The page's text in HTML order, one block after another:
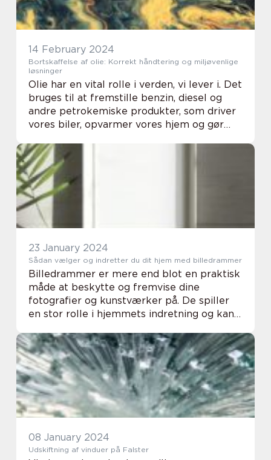
14 February 2024
Bortskaffelse af olie: Korrekt håndtering og miljøvenlige
løsninger
Olie har en vital rolle i verden, vi lever i. Det
bruges til at fremstille benzin, diesel og
andre petrokemiske produkter, som driver
vores biler, opvarmer vores hjem og gør
Men når olie har udtjent sin brug ...
23 January 2024
Sådan vælger og indretter du dit hjem med billedrammer
Billedrammer er mere end blot en praktisk
måde at beskytte og fremvise dine
fotografier og kunstværker på. De spiller
en stor rolle i hjemmets indretning og kan
personligt galleri. En velvalgt billedramme
kan kompli...
08 January 2024
Udskiftning af vinduer på Falster